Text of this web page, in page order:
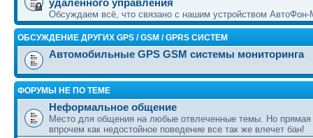
удаленного управления
Обсуждаем всё, что связано с нашим устройством
ОБСУЖДЕНИЕ ДРУГИХ GPS / GSM / GPRS СИСТЕМ
Автомобильные GPS GSM системы мониторинга
ФОРУМЫ НЕ ПО ТЕМЕ
Неформальное общение
Место для общения на любые отвлеченные темы. Но прямая
впрочем как недостойное поведение все так же влечет бан!